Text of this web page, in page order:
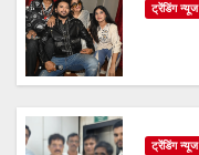
ट्रेंडिंग न्यूज
ट्रेंडिंग न्यूज